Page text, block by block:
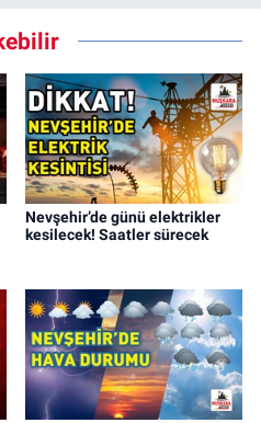
Nevşehir’de günü elektrikler
kesilecek! Saatler sürecek